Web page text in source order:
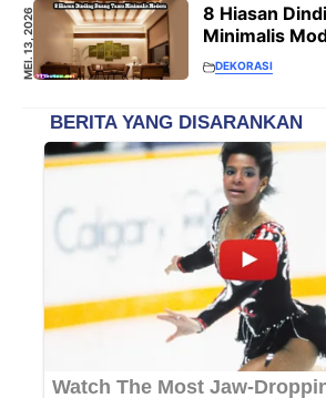
MEI. 13, 2026
8 Hiasan
Minimalis
DEKORASI